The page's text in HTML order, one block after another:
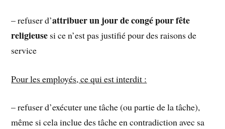
– refuser d’attribuer un jour de congé pour fête
religieuse si ce n’est pas justifié pour des raisons de
service
Pour les employés, ce qui est interdit :
– refuser d’exécuter une tâche (ou partie de la tâche),
même si cela inclue des tâche en contradiction avec sa